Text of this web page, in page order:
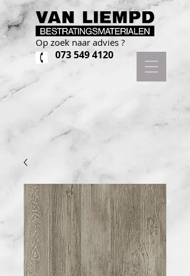
Op zoek naar advies ?
073 549 4120